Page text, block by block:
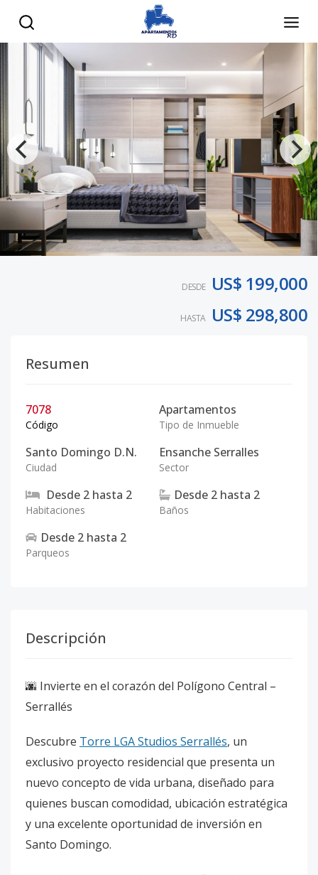
DESDE US$ 199,000
HASTA US$ 298,800
Resumen
7078
Código
Apartamentos
Tipo de Inmueble
Santo Domingo D.N.
Ciudad
Ensanche Serralles
Sector
Desde 2 hasta 2
Habitaciones
Desde 2 hasta 2
Baños
Desde 2 hasta 2
Parqueos
Descripción
🌆 Invierte en el corazón del Polígono Central –
Serrallés
Descubre Torre LGA Studios Serrallés, un
exclusivo proyecto residencial que presenta un
nuevo concepto de vida urbana, diseñado para
quienes buscan comodidad, ubicación estratégica
y una excelente oportunidad de inversión en
Santo Domingo.